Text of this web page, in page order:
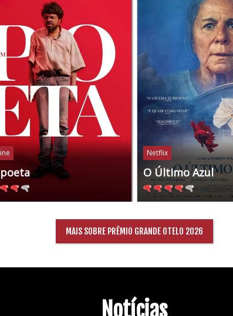
Netflix
O Último Azul
MAIS SOBRE PRÊMIO GRANDE OTELO 2026
Notícias